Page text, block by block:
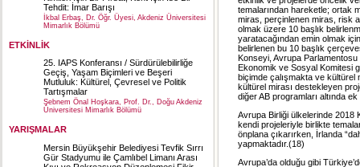
Tehdit: İmar Barışı
İkbal Erbaş, Dr. Öğr. Üyesi, Akdeniz Üniversitesi
Mimarlık Bölümü
ETKİNLİK
25. IAPS Konferansı / Sürdürülebilirliğe
Geçiş, Yaşam Biçimleri ve Beşeri
Mutluluk: Kültürel, Çevresel ve Politik
Tartışmalar
Şebnem Önal Hoşkara, Prof. Dr., Doğu Akdeniz
Üniversitesi Mimarlık Bölümü
YARIŞMALAR
Mersin Büyükşehir Belediyesi Tevfik Sırrı
Gür Stadyumu ile Çamlıbel Limanı Arası
temalarından hareketle; ortak
miras, perçinlenen miras, risk
olmak üzere 10 başlık
yaratacağından emin olmak
belirlenen bu 10 başlık
Konseyi, Avrupa
Ekonomik ve Sosyal Komitesi
biçimde çalışmakta ve kültürel
kültürel mirası destekleyen
diğer AB programları altında
Avrupa Birliği ülkelerinde 2018
kendi projeleriyle birlikte
önplana çıkarırken, İrlanda
yapmaktadır.(18)
Avrupa’da olduğu gibi